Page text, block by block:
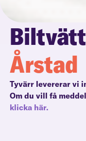
Biltvätt
Årstad
Tyvärr levererar vi
Om du vill få
klicka här.